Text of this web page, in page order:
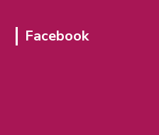
Facebook